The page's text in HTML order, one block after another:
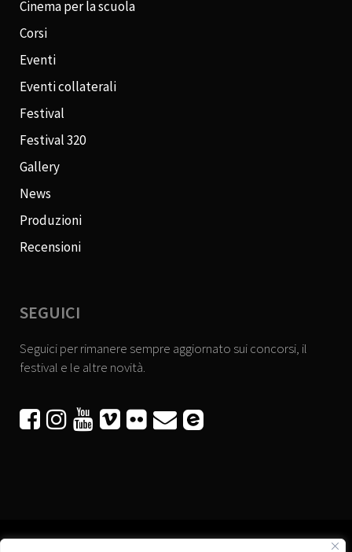
Cinema per la scuola
Corsi
Eventi
Eventi collaterali
Festival
Festival 320
Gallery
News
Produzioni
Recensioni
SEGUICI
Seguici per rimanere sempre aggiornato sui concorsi, il
festival e le altre novità.
     